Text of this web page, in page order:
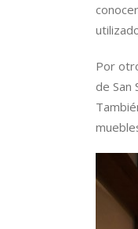
Por
de San